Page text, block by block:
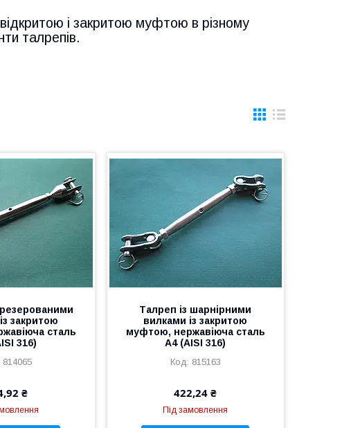
відкритою і закритою муфтою в різному
талрепів.
закритою
сталь
316)
814065
₴
Талреп із шарнірними
вилками із закритою
муфтою, нержавіюча сталь
А4 (AISI 316)
815163
422,24 ₴
Під замовлення